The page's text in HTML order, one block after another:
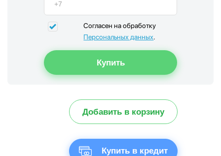
Согласен на обработку
Персональных данных.
Добавить в корзину
Купить в кредит